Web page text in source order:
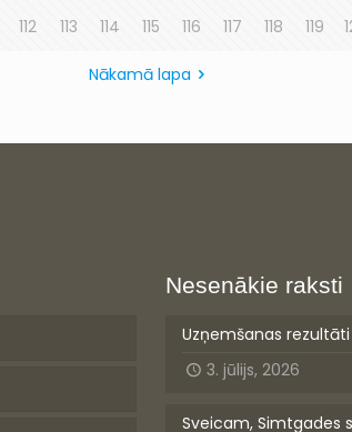
112 113 114 115 116 117 118 119
Nākamā lapa
Nesenākie raksti
Uzņemšanas
3. jūlijs, 2026
Sveicam, Simtgades